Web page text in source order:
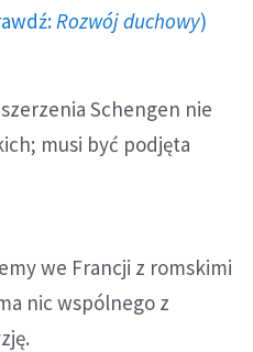
Rozwój duchowy)
Schengen nie
musi być podjęta
we Francji z romskimi
nic wspólnego z